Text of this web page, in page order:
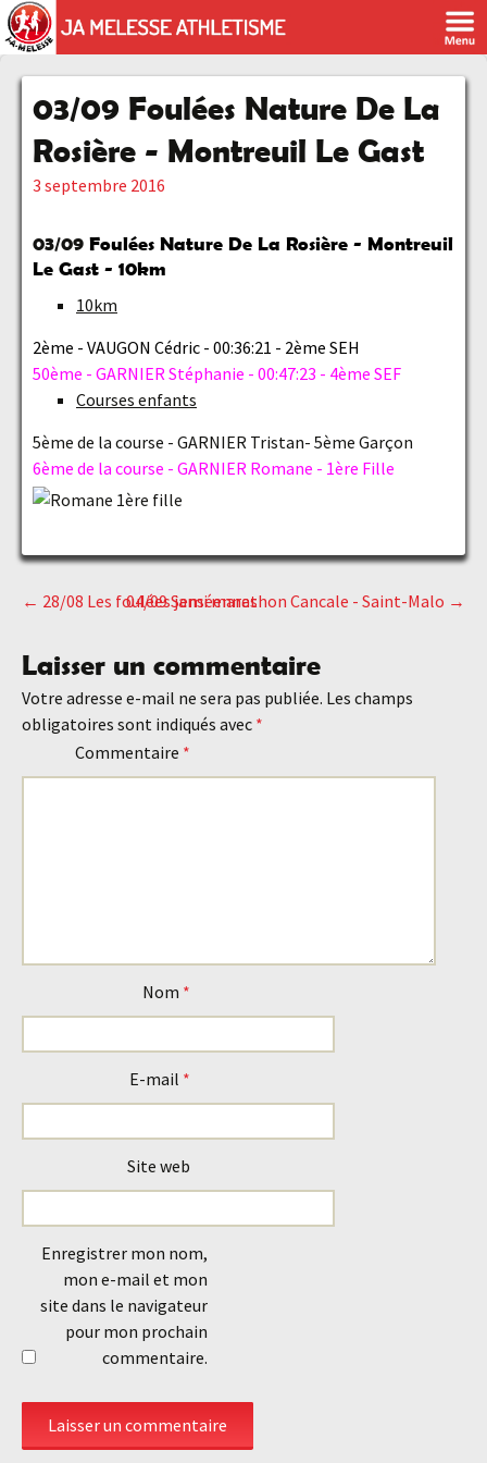
03/09 Foulées Nature De La
Rosière - Montreuil Le Gast
3 septembre 2016
03/09 Foulées Nature De La Rosière - Montreuil
Le Gast - 10km
10km
2ème - VAUGON Cédric - 00:36:21 - 2ème SEH
50ème - GARNIER Stéphanie - 00:47:23 - 4ème SEF
Courses enfants
5ème de la course - GARNIER Tristan- 5ème Garçon
6ème de la course - GARNIER Romane - 1ère Fille
Navigation
des
articles
← 28/08 Les foulées janséennes
04/09 Semi marathon Cancale - Saint-Malo →
Laisser un commentaire
Votre adresse e-mail ne sera pas publiée. Les champs
obligatoires sont indiqués avec *
Commentaire *
Nom *
E-mail *
Site web
Enregistrer mon nom,
mon e-mail et mon
site dans le navigateur
pour mon prochain
commentaire.